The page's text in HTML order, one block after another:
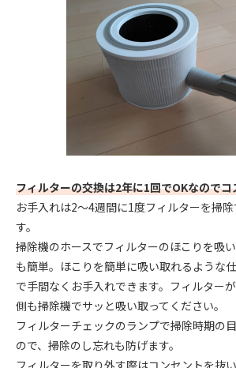
フィルターの交換は2年に1回でOKなので
お手入れは2～4週間に1度フィルターを掃
す。
掃除機のホースでフィルターのほこりを吸
も簡単。ほこりを簡単に吸い取れるような
で手間なくお手入れできます。フィルター
側も掃除機でサッと吸い取ってください。
フィルターチェックのランプで掃除時期の
ので、掃除のし忘れも防げます。
フィルターを取り外す際はコンセントを抜